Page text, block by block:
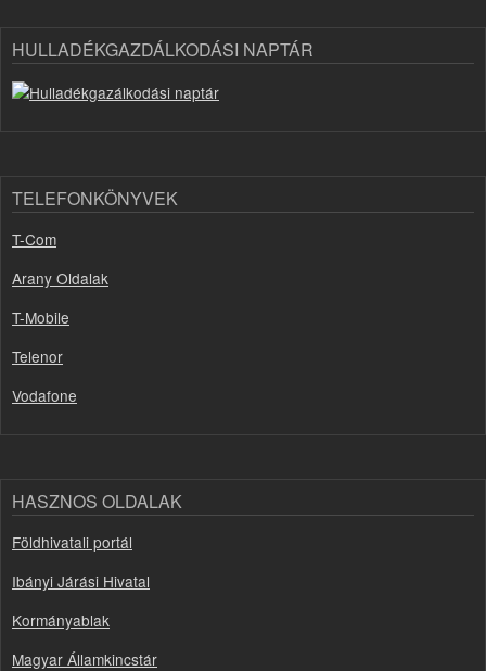
HULLADÉKGAZDÁLKODÁSI NAPTÁR
TELEFONKÖNYVEK
T-Com
Arany Oldalak
T-Mobile
Telenor
Vodafone
HASZNOS OLDALAK
Földhivatali portál
Ibányi Járási Hivatal
Kormányablak
Magyar Államkincstár